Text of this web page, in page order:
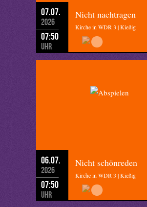
07.07.
2026
07:50
Uhr
Nicht nachtragen
Kirche in WDR 3 | Kießig
06.07.
2026
07:50
Uhr
Nicht schönreden
Kirche in WDR 3 | Kießig